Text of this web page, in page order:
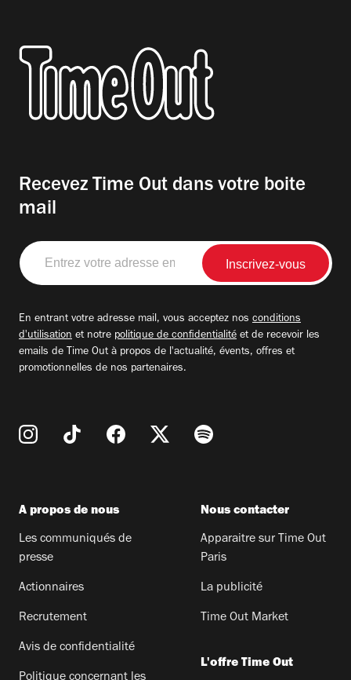
Recevez Time Out dans votre boite
mail
Entrez
votre
adresse
En entrant votre adresse mail, vous acceptez nos conditions
d'utilisation et notre politique de confidentialité et de recevoir les
emails de Time Out à propos de l'actualité, évents, offres et
promotionnelles de nos partenaires.
A propos de nous
Les communiqués de
presse
Actionnaires
Recrutement
Avis de confidentialité
Nous contacter
Apparaitre sur Time Out
Paris
La publicité
Time Out Market
L'offre Time Out